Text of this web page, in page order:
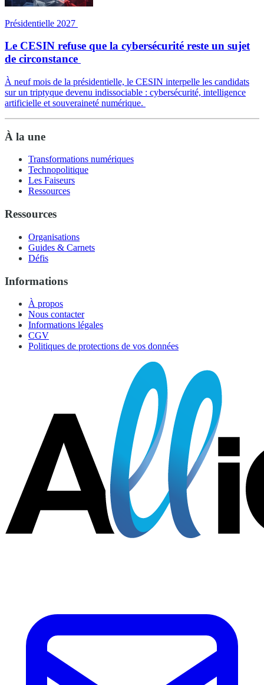
Présidentielle 2027
Le CESIN refuse que la cybersécurité reste un sujet
de circonstance
À neuf mois de la présidentielle, le CESIN interpelle les candidats
sur un triptyque devenu indissociable : cybersécurité, intelligence
artificielle et souveraineté numérique.
À la une
Transformations numériques
Technopolitique
Les Faiseurs
Ressources
Ressources
Organisations
Guides & Carnets
Défis
Informations
À propos
Nous contacter
Informations légales
CGV
Politiques de protections de vos données